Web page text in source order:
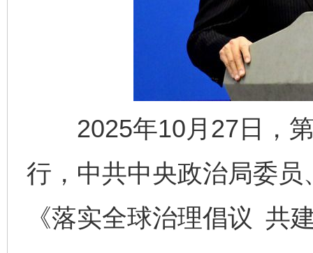
2025年10月27日，第
行，中共中央政治局委
《落实全球治理倡议 共